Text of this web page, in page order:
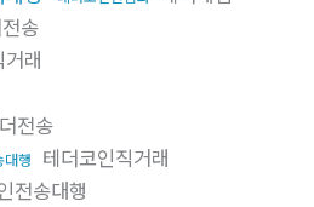
송
래
전송
대행 테더코인직거래
전송대행